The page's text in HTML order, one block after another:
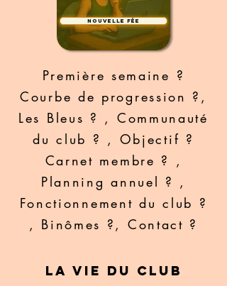
Nouvelle fée
Première semaine ?
Courbe de progression ?,
Les Bleus ? , Communauté
du club ? , Objectif ?
Carnet membre ? ,
Planning annuel ? ,
Fonctionnement du club ?
, Binômes ?, Contact ?
La vie du club